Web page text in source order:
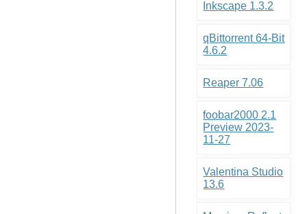
Inkscape 1.3.2
qBittorrent 64-Bit
4.6.2
Reaper 7.06
foobar2000 2.1
Preview 2023-
11-27
Valentina Studio
13.6